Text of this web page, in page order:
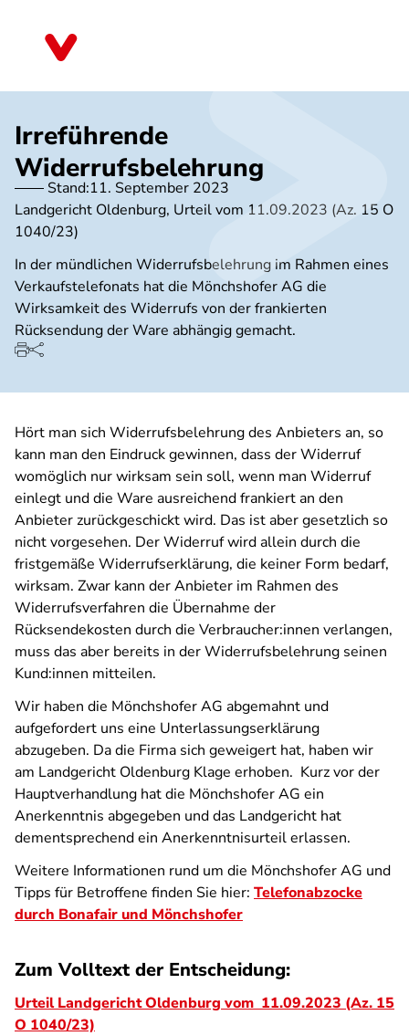
Irreführende
Widerrufsbelehrung
Stand:11. September 2023
Landgericht Oldenburg, Urteil vom 11.09.2023 (Az. 15 O
1040/23)
In der mündlichen Widerrufsbelehrung im Rahmen eines
Verkaufstelefonats hat die Mönchshofer AG die
Wirksamkeit des Widerrufs von der frankierten
Rücksendung der Ware abhängig gemacht.
Hört man sich Widerrufsbelehrung des Anbieters an, so
kann man den Eindruck gewinnen, dass der Widerruf
womöglich nur wirksam sein soll, wenn man Widerruf
einlegt und die Ware ausreichend frankiert an den
Anbieter zurückgeschickt wird. Das ist aber gesetzlich so
nicht vorgesehen. Der Widerruf wird allein durch die
fristgemäße Widerrufserklärung, die keiner Form bedarf,
wirksam. Zwar kann der Anbieter im Rahmen des
Widerrufsverfahren die Übernahme der
Rücksendekosten durch die Verbraucher:innen verlangen,
muss das aber bereits in der Widerrufsbelehrung seinen
Kund:innen mitteilen.
Wir haben die Mönchshofer AG abgemahnt und
aufgefordert uns eine Unterlassungserklärung
abzugeben. Da die Firma sich geweigert hat, haben wir
am Landgericht Oldenburg Klage erhoben. Kurz vor der
Hauptverhandlung hat die Mönchshofer AG ein
Anerkenntnis abgegeben und das Landgericht hat
dementsprechend ein Anerkenntnisurteil erlassen.
Weitere Informationen rund um die Mönchshofer AG und
Tipps für Betroffene finden Sie hier: Telefonabzocke
durch Bonafair und Mönchshofer
Zum Volltext der Entscheidung:
Urteil Landgericht Oldenburg vom 11.09.2023 (Az. 15
O 1040/23)